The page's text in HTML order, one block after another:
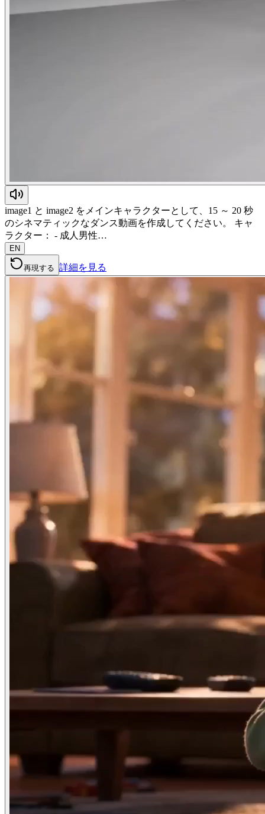
image1 と image2 をメインキャラクターとして、15 ～ 20 秒
のシネマティックなダンス動画を作成してください。 キャ
ラクター： - 成人男性…
EN
再現する 詳細を見る